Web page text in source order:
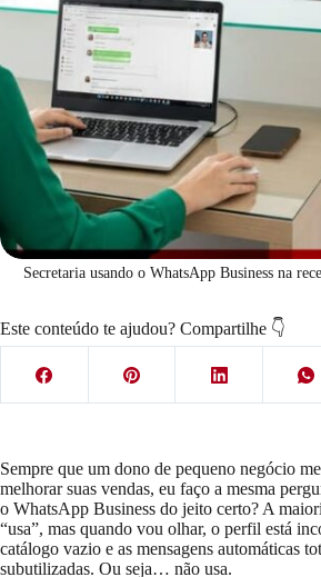
Secretaria usando o WhatsApp Business na
Este conteúdo te ajudou? Compartilhe 👇
Sempre que um dono de pequeno negócio
melhorar suas vendas, eu faço a mesma
o WhatsApp Business do jeito certo? A
“usa”, mas quando vou olhar, o perfil está
catálogo vazio e as mensagens automáticas
subutilizadas. Ou seja… não usa.